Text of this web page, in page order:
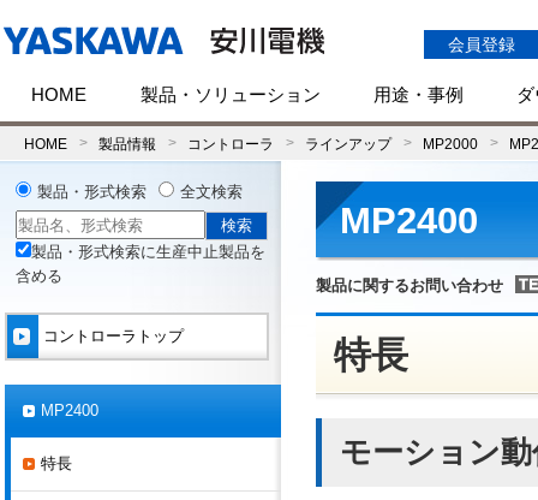
会員登録
HOME 製品・ソリューション 用途・事例
HOME 製品情報 コントローラ ラインアップ MP2000
MP2400
製品に関するお問い合わせ
特長
モーション
製品・形式検索 全文検索
製品・形式検索に生産中止製品を
含める
コントローラトップ
MP2400
特長